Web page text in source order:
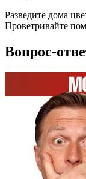
Разведите дома
Проветривайте
Вопрос-